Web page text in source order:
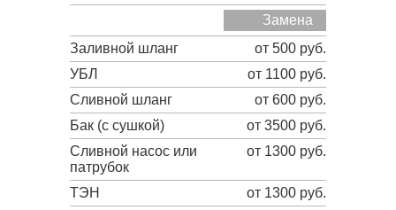
Замена
Заливной шланг
от 500 руб.
УБЛ
от 1100 руб.
Сливной шланг
от 600 руб.
Бак (с сушкой)
от 3500 руб.
Сливной насос или
патрубок
от 1300 руб.
ТЭН
от 1300 руб.